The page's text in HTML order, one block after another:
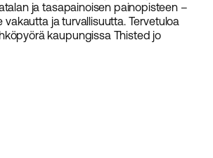
ja tasapainoisen painopisteen –
vakautta ja turvallisuutta. Tervetuloa
kaupungissa Thisted jo